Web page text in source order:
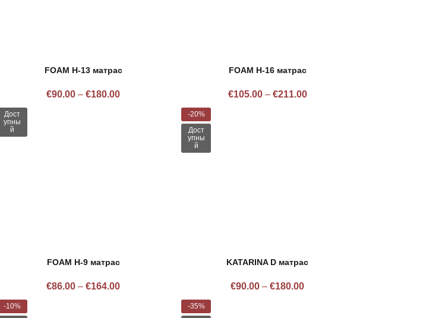
FOAM H-13 матрас
€90.00 – €180.00
FOAM H-16 матрас
€105.00 – €211.00
Дост
упны
й
FOAM H-9 матрас
€86.00 – €164.00
-20%
Дост
упны
й
KATARINA D матрас
€90.00 – €180.00
-10%
-35%